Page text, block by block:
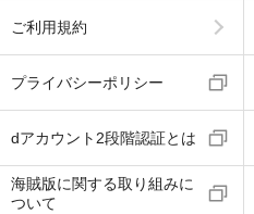
ご利用規約
プライバシーポリシー
dアカウント2段階認証とは
海賊版に関する取り組みに
ついて